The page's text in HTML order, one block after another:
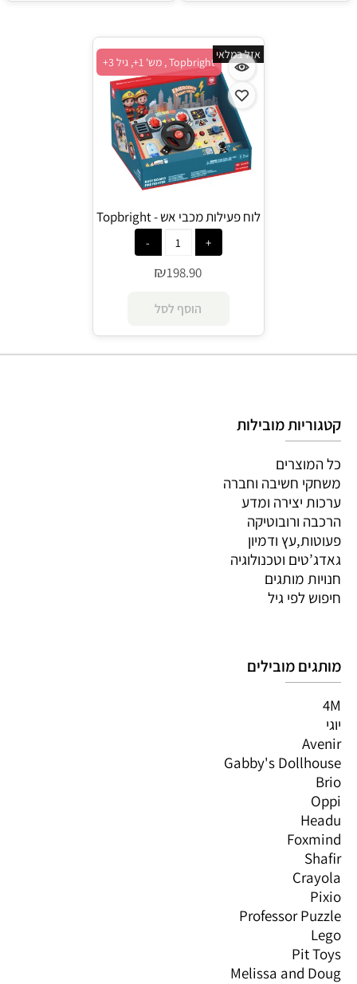
Topbright , מש' 1+, גיל 3+
אזל במלאי
לוח פעילות מכבי אש - Topbright
₪198.90
הוסף לסל
קטגוריות מובילות
כל המוצרים
משחקי חשיבה וחברה
ערכות יצירה ומדע
הרכבה ורובוטיקה
פעוטות,עץ ודמיון
גאדג’טים וטכנולוגיה
חנויות מותגים
חיפוש לפי גיל
מותגים מובילים
4M
יוגי
Avenir
Gabby's Dollhouse
Brio
Oppi
Headu
Foxmind
Shafir
Crayola
Pixio
Professor Puzzle
Lego
Pit Toys
Melissa and Doug